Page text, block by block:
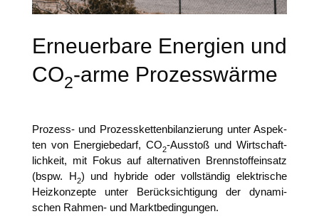
Erneuerbare Energien und
CO2-arme Prozesswärme
Pro­zess- und Pro­zess­ket­ten­bi­lan­zie­rung unter Aspek­
ten von Ener­gie­be­darf, CO2-Aus­stoß und Wirt­schaft­
lich­keit, mit Fokus auf alter­na­ti­ven Brenn­stoff­ein­satz
(bspw. H2) und hybri­de oder voll­stän­dig elek­tri­sche
Heiz­kon­zep­te unter Berück­sich­ti­gung der dyna­mi­
schen Rah­men- und Marktbedingungen.